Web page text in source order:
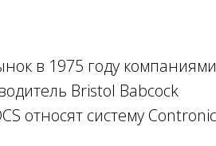
в 1975 году компаниями
Bristol Babcock
относят систему Contronic